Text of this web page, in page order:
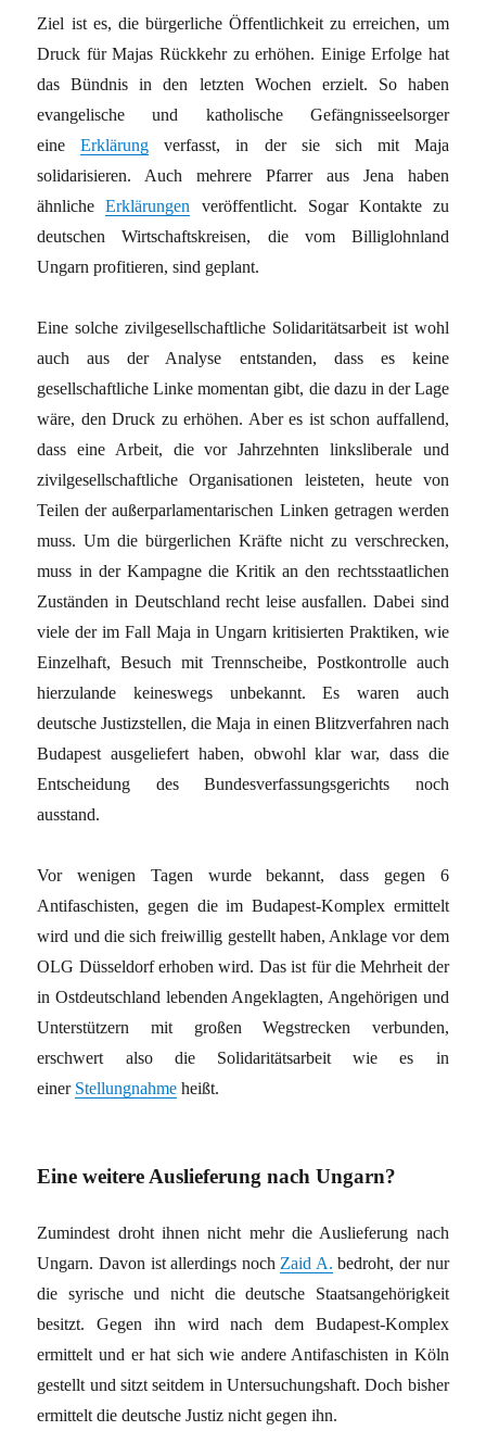
Ziel ist es, die bürgerliche Öffentlichkeit zu erreichen, um
Druck für Majas Rückkehr zu erhöhen. Einige Erfolge hat
das Bündnis in den letzten Wochen erzielt. So haben
evangelische und katholische Gefängnisseelsorger
eineErklärung verfasst, in der sie sich mit Maja
solidarisieren. Auch mehrere Pfarrer aus Jena haben
ähnlicheErklärungen veröffentlicht. Sogar Kontakte zu
deutschen Wirtschaftskreisen, die vom Billiglohnland
Ungarn profitieren, sind geplant.
Eine solche zivilgesellschaftliche Solidaritätsarbeit ist wohl
auch aus der Analyse entstanden, dass es keine
gesellschaftliche Linke momentan gibt, die dazu in der Lage
wäre, den Druck zu erhöhen. Aber es ist schon auffallend,
dass eine Arbeit, die vor Jahrzehnten linksliberale und
zivilgesellschaftliche Organisationen leisteten, heute von
Teilen der außerparlamentarischen Linken getragen werden
muss. Um die bürgerlichen Kräfte nicht zu verschrecken,
muss in der Kampagne die Kritik an den rechtsstaatlichen
Zuständen in Deutschland recht leise ausfallen. Dabei sind
viele der im Fall Maja in Ungarn kritisierten Praktiken, wie
Einzelhaft, Besuch mit Trennscheibe, Postkontrolle auch
hierzulande keineswegs unbekannt. Es waren auch
deutsche Justizstellen, die Maja in einen Blitzverfahren nach
Budapest ausgeliefert haben, obwohl klar war, dass die
Entscheidung des Bundesverfassungsgerichts noch
ausstand.
Vor wenigen Tagen wurde bekannt, dass gegen 6
Antifaschisten, gegen die im Budapest-Komplex ermittelt
wird und die sich freiwillig gestellt haben, Anklage vor dem
OLG Düsseldorf erhoben wird. Das ist für die Mehrheit der
in Ostdeutschland lebenden Angeklagten, Angehörigen und
Unterstützern mit großen Wegstrecken verbunden,
erschwert also die Solidaritätsarbeit wie es in
einer Stellungnahme heißt.
Eine weitere Auslieferung nach Ungarn?
Zumindest droht ihnen nicht mehr die Auslieferung nach
Ungarn. Davon ist allerdings noch Zaid A. bedroht, der nur
die syrische und nicht die deutsche Staatsangehörigkeit
besitzt. Gegen ihn wird nach dem Budapest-Komplex
ermittelt und er hat sich wie andere Antifaschisten in Köln
gestellt und sitzt seitdem in Untersuchungshaft. Doch bisher
ermittelt die deutsche Justiz nicht gegen ihn.